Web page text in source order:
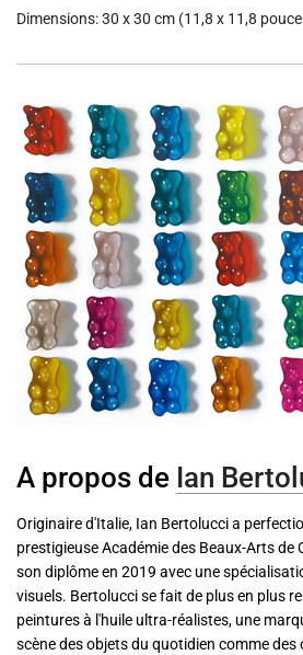
Dimensions: 30 x 30 cm (11,8 x 11,8
A propos de Ian
Originaire d'Italie, Ian Bertolucci a
prestigieuse Académie des Beaux-Arts de
son diplôme en 2019 avec une
visuels. Bertolucci se fait de plus en plus
peintures à l'huile ultra-réalistes, une
scène des objets du quotidien comme des